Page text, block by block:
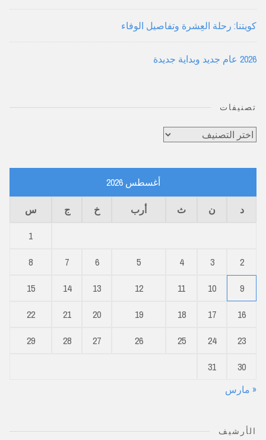
كويتنا: رحلة العِشرة وتفاصيل الوفاء
2026 عام جديد وبداية جديدة
تصنيفات
تصنيفات
أغسطس 2026
د ن ث أرب خ ج
س
1
2
3
4
5
6
7
8
9
10
11
12
13
14
15
16
17
18
19
20
21
22
23
24
25
26
27
28
29
30
31
« مارس
الأرشيف